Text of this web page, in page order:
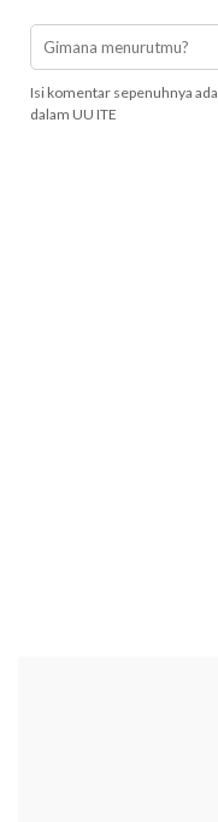
Isi komentar sepenuhnya
dalam UU ITE